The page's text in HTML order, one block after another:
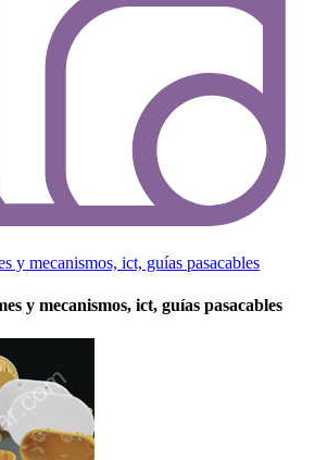
y mecanismos, ict, guías pasacables
y mecanismos, ict, guías pasacables